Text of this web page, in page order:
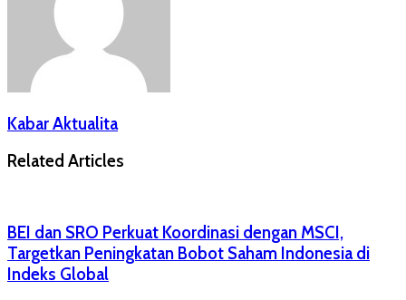
Kabar Aktualita
Related Articles
BEI dan SRO Perkuat Koordinasi dengan MSCI,
Targetkan Peningkatan Bobot Saham Indonesia di
Indeks Global